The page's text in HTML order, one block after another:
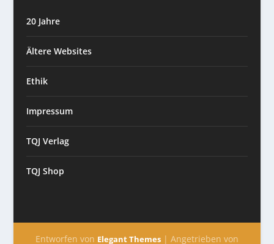
20 Jahre
Ältere Websites
Ethik
Impressum
TQJ Verlag
TQJ Shop
Entworfen von Elegant Themes| Angetrieben von